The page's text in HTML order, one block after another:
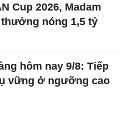
Cup 2026, Madam
thưởng nóng 1,5 tỷ
hôm nay 9/8: Tiếp
vững ở ngưỡng cao